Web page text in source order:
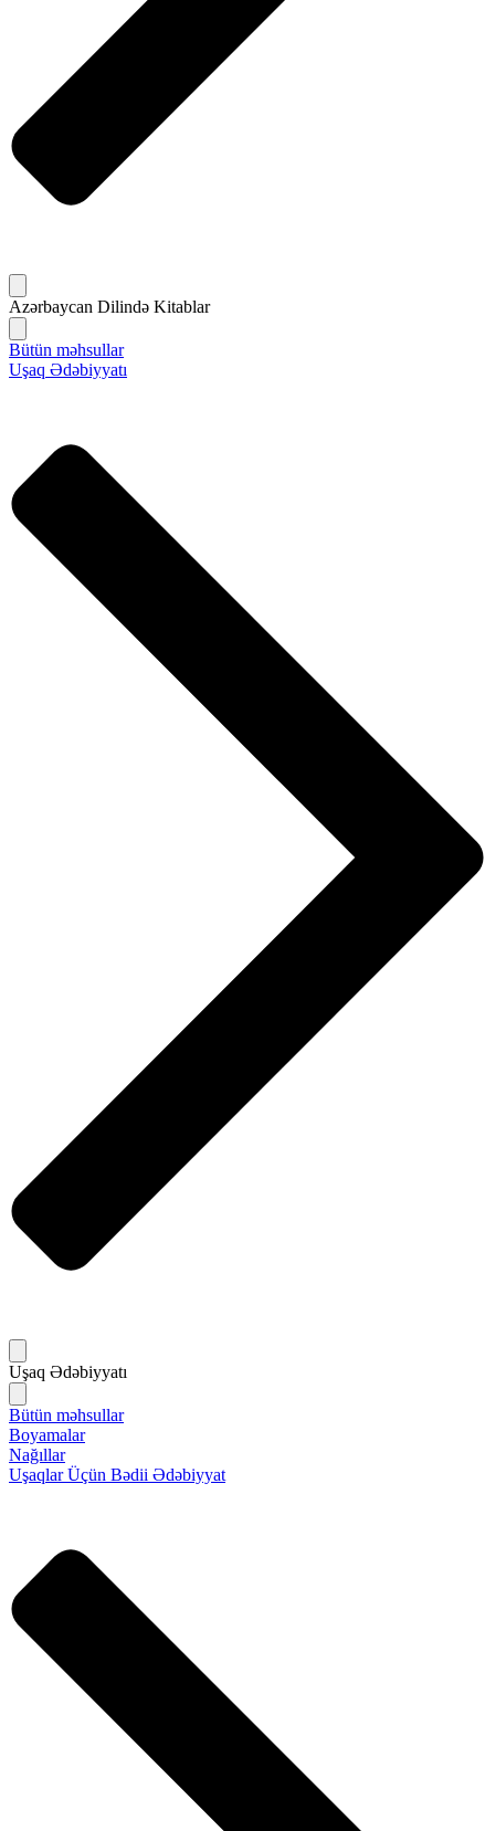
Azərbaycan Dilində Kitablar
Bütün məhsullar
Uşaq Ədəbiyyatı
Uşaq Ədəbiyyatı
Bütün məhsullar
Boyamalar
Nağıllar
Uşaqlar Üçün Bədii Ədəbiyyat